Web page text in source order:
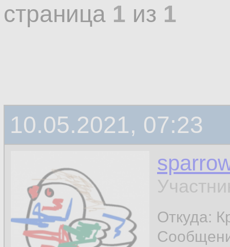
страница 1 из 1
10.05.2021, 07:23
Откуда: